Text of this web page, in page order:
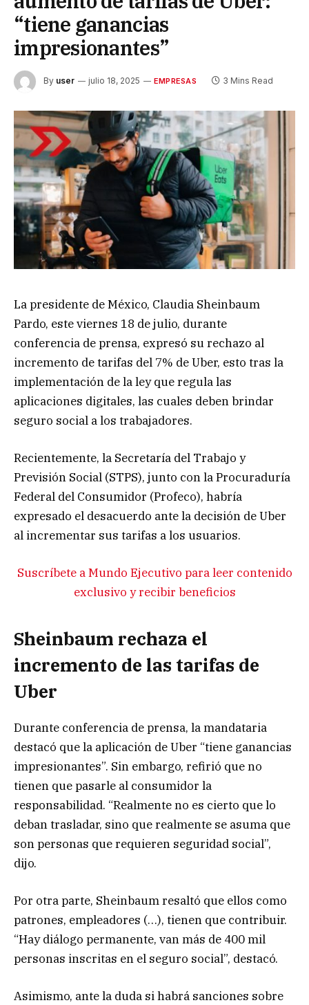
“tiene ganancias
impresionantes”
By user julio 18, 2025 EMPRESAS 3 Mins Read
La presidente de México, Claudia Sheinbaum
Pardo, este viernes 18 de julio, durante
conferencia de prensa, expresó su rechazo al
incremento de tarifas del 7% de Uber, esto tras la
implementación de la ley que regula las
aplicaciones digitales, las cuales deben brindar
seguro social a los trabajadores.
Recientemente, la Secretaría del Trabajo y
Previsión Social (STPS), junto con la Procuraduría
Federal del Consumidor (Profeco), habría
expresado el desacuerdo ante la decisión de Uber
al incrementar sus tarifas a los usuarios.
Suscríbete a Mundo Ejecutivo para leer contenido
exclusivo y recibir beneficios
Sheinbaum rechaza el
incremento de las tarifas de
Uber
Durante conferencia de prensa, la mandataria
destacó que la aplicación de Uber “tiene ganancias
impresionantes”. Sin embargo, refirió que no
tienen que pasarle al consumidor la
responsabilidad. “Realmente no es cierto que lo
deban trasladar, sino que realmente se asuma que
son personas que requieren seguridad social”,
dijo.
Por otra parte, Sheinbaum resaltó que ellos como
patrones, empleadores (…), tienen que contribuir.
“Hay diálogo permanente, van más de 400 mil
personas inscritas en el seguro social”, destacó.
Asimismo, ante la duda si habrá sanciones sobre